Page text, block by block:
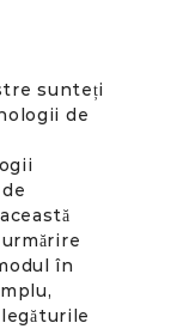
sunteți
de
în